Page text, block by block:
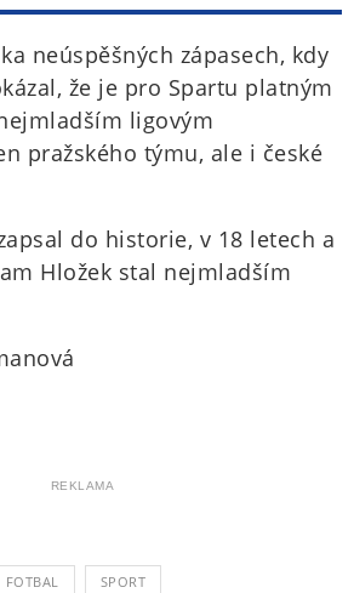
neúspěšných zápasech, kdy
že je pro Spartu platným
ligovým
pražského týmu, ale i české
do historie, v 18 letech a
Hložek stal nejmladším
REKLAMA
FOTBAL SPORT